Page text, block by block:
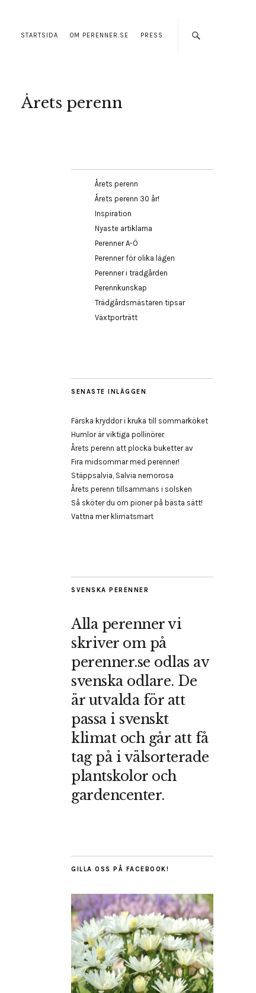
STARTSIDA OM PERENNER.SE PRESS
Årets perenn
Årets perenn
Årets perenn 30 år!
Inspiration
Nyaste artiklarna
Perenner A-Ö
Perenner för olika lägen
Perenner i trädgården
Perennkunskap
Trädgårdsmästaren tipsar
Växtporträtt
SENASTE INLÄGGEN
Färska kryddor i kruka till sommarköket
Humlor är viktiga pollinörer
Årets perenn att plocka buketter av
Fira midsommar med perenner!
Stäppsalvia, Salvia nemorosa
Årets perenn tillsammans i solsken
Så sköter du om pioner på bästa sätt!
Vattna mer klimatsmart
SVENSKA PERENNER
Alla perenner vi
skriver om på
perenner.se odlas av
svenska odlare. De
är utvalda för att
passa i svenskt
klimat och går att få
tag på i välsorterade
plantskolor och
gardencenter.
GILLA OSS PÅ FACEBOOK!